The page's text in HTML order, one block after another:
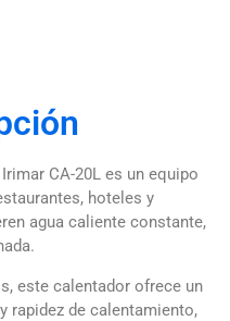
CA-20L es un equipo
hoteles y
agua caliente constante,
este calentador ofrece un
rapidez de calentamiento,